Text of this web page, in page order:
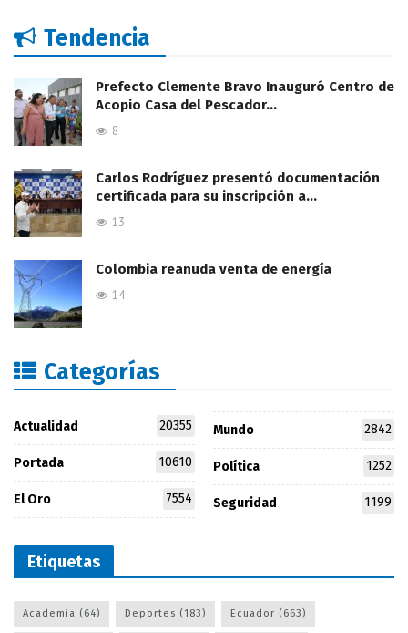
Tendencia
Prefecto Clemente Bravo Inauguró Centro de
Acopio Casa del Pescador…
8
Carlos Rodríguez presentó documentación
certificada para su inscripción a…
13
Colombia reanuda venta de energía
14
Categorías
Actualidad 20355
Portada 10610
El Oro 7554
Mundo 2842
Política 1252
Seguridad 1199
Etiquetas
Academia (64) Deportes (183) Ecuador (663)